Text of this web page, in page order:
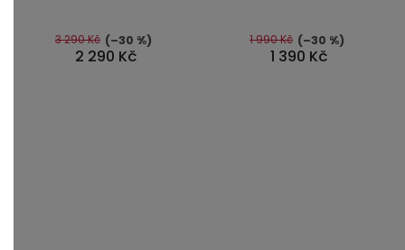
2 290 Kč
3 290 Kč (–30 %)
1 390 Kč
1 990 Kč (–30 %)